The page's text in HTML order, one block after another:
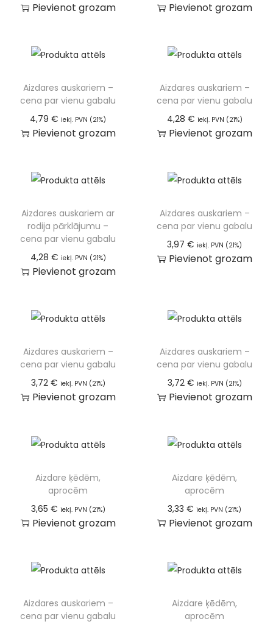
Pievienot grozam Pievienot grozam
Aizdares auskariem –
cena par vienu gabalu
4,79€ iekļ. PVN (21%)
Pievienot grozam
Aizdares auskariem –
cena par vienu gabalu
4,28 € iekļ. PVN (21%)
Pievienot grozam
Aizdares auskariem ar
rodija pārklājumu –
cena par vienu gabalu
4,28 € iekļ. PVN (21%)
Pievienot grozam
Aizdares auskariem –
cena par vienu gabalu
3,97€ iekļ. PVN (21%)
Pievienot grozam
Aizdares auskariem –
cena par vienu gabalu
3,72 € iekļ. PVN (21%)
Pievienot grozam
Aizdares auskariem –
cena par vienu gabalu
3,72 € iekļ. PVN (21%)
Pievienot grozam
Aizdare ķēdēm,
aprocēm
3,65 € iekļ. PVN (21%)
Pievienot grozam
Aizdare ķēdēm,
aprocēm
3,33€ iekļ. PVN (21%)
Pievienot grozam
Aizdares auskariem –
cena par vienu gabalu
Aizdare ķēdēm,
aprocēm